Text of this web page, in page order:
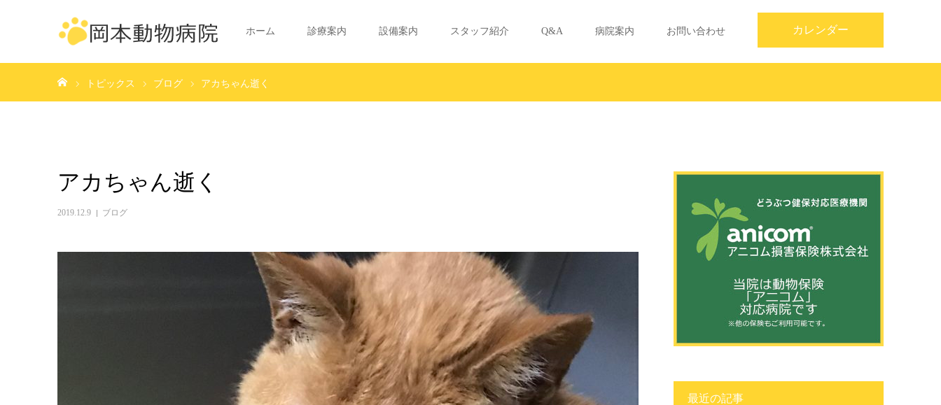
カレンダー
ホーム 診療案内 設備案内 スタッフ紹介 Q&A 病院案内 お問い合わせ
トピックス ブログ アカちゃん逝く
アカちゃん逝く
2019.12.9 ブログ
最近の記事